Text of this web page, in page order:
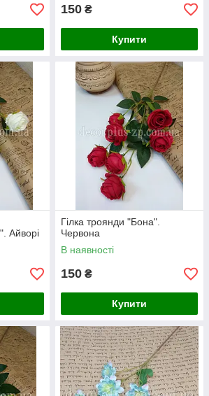
150 ₴
Купити
Айворі
Гілка троянди "Бона".
Червона
В наявності
150 ₴
Купити